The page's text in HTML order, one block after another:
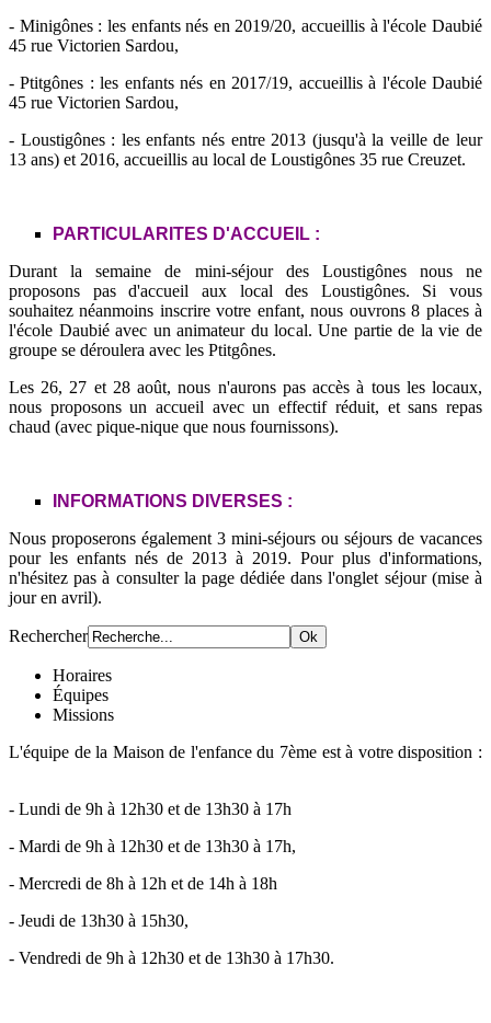
- Minigônes : les enfants nés en 2019/20, accueillis à l'école Daubié
45 rue Victorien Sardou,
- Ptitgônes : les enfants nés en 2017/19, accueillis à l'école Daubié
45 rue Victorien Sardou,
- Loustigônes : les enfants nés entre 2013 (jusqu'à la veille de leur
13 ans) et 2016, accueillis au local de Loustigônes 35 rue Creuzet.
PARTICULARITES D'ACCUEIL :
Durant la semaine de mini-séjour des Loustigônes nous ne
proposons pas d'accueil aux local des Loustigônes. Si vous
souhaitez néanmoins inscrire votre enfant, nous ouvrons 8 places à
l'école Daubié avec un animateur du local. Une partie de la vie de
groupe se déroulera avec les Ptitgônes.
Les 26, 27 et 28 août, nous n'aurons pas accès à tous les locaux,
nous proposons un accueil avec un effectif réduit, et sans repas
chaud (avec pique-nique que nous fournissons).
INFORMATIONS DIVERSES :
Nous proposerons également 3 mini-séjours ou séjours de vacances
pour les enfants nés de 2013 à 2019. Pour plus d'informations,
n'hésitez pas à consulter la page dédiée dans l'onglet séjour (mise à
jour en avril).
Rechercher
Horaires
Équipes
Missions
L'équipe de la Maison de l'enfance du 7ème est à votre disposition :
- Lundi de 9h à 12h30 et de 13h30 à 17h
- Mardi de 9h à 12h30 et de 13h30 à 17h,
- Mercredi de 8h à 12h et de 14h à 18h
- Jeudi de 13h30 à 15h30,
- Vendredi de 9h à 12h30 et de 13h30 à 17h30.